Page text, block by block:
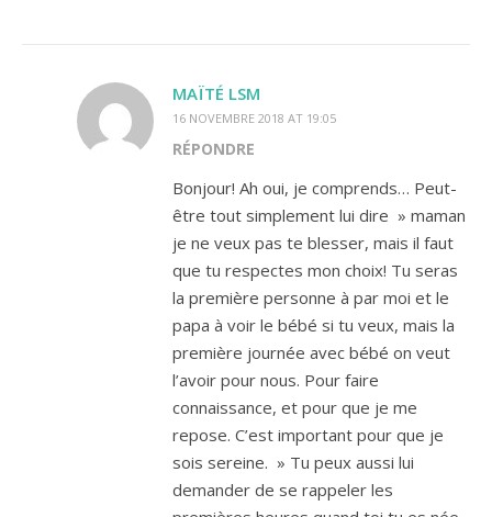
MAÏTÉ LSM
16 NOVEMBRE 2018 AT 19:05
RÉPONDRE
Bonjour! Ah oui, je comprends… Peut-
être tout simplement lui dire » maman
je ne veux pas te blesser, mais il faut
que tu respectes mon choix! Tu seras
la première personne à par moi et le
papa à voir le bébé si tu veux, mais la
première journée avec bébé on veut
l’avoir pour nous. Pour faire
connaissance, et pour que je me
repose. C’est important pour que je
sois sereine. » Tu peux aussi lui
demander de se rappeler les